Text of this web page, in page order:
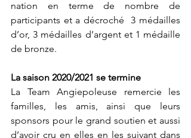
nation en terme de nombre de
participants et a décroché  3 médailles
d’or, 3 médailles d’argent et 1 médaille
de bronze.
La saison 2020/2021 se termine
La Team Angiepoleuse remercie les
familles, les amis, ainsi que leurs
sponsors pour le grand soutien et aussi
d’avoir cru en elles en les suivant dans